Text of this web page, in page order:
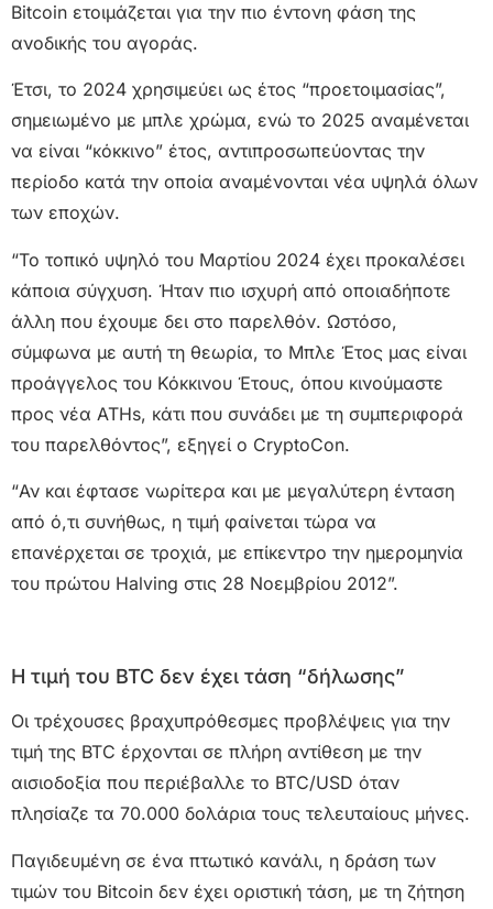
Bitcoin ετοιμάζεται για την πιο έντονη φάση της
ανοδικής του αγοράς.
Έτσι, το 2024 χρησιμεύει ως έτος “προετοιμασίας”,
σημειωμένο με μπλε χρώμα, ενώ το 2025 αναμένεται
να είναι “κόκκινο” έτος, αντιπροσωπεύοντας την
περίοδο κατά την οποία αναμένονται νέα υψηλά όλων
των εποχών.
“Το τοπικό υψηλό του Μαρτίου 2024 έχει προκαλέσει
κάποια σύγχυση. Ήταν πιο ισχυρή από οποιαδήποτε
άλλη που έχουμε δει στο παρελθόν. Ωστόσο,
σύμφωνα με αυτή τη θεωρία, το Μπλε Έτος μας είναι
προάγγελος του Κόκκινου Έτους, όπου κινούμαστε
προς νέα ATHs, κάτι που συνάδει με τη συμπεριφορά
του παρελθόντος”, εξηγεί ο CryptoCon.
“Αν και έφτασε νωρίτερα και με μεγαλύτερη ένταση
από ό,τι συνήθως, η τιμή φαίνεται τώρα να
επανέρχεται σε τροχιά, με επίκεντρο την ημερομηνία
του πρώτου Halving στις 28 Νοεμβρίου 2012”.
Η τιμή του BTC δεν έχει τάση “δήλωσης”
Οι τρέχουσες βραχυπρόθεσμες προβλέψεις για την
τιμή της BTC έρχονται σε πλήρη αντίθεση με την
αισιοδοξία που περιέβαλλε το BTC/USD όταν
πλησίαζε τα 70.000 δολάρια τους τελευταίους μήνες.
Παγιδευμένη σε ένα πτωτικό κανάλι, η δράση των
τιμών του Bitcoin δεν έχει οριστική τάση, με τη ζήτηση